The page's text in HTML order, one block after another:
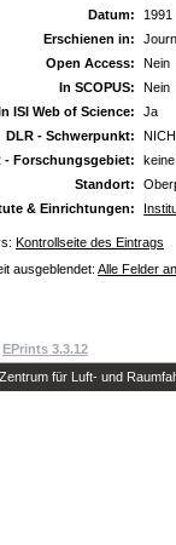
Datum:
1991
Erschienen in:
Open Access:
Nein
In SCOPUS:
Nein
ISI Web of Science:
Ja
DLR - Schwerpunkt:
- Forschungsgebiet:
Standort:
& Einrichtungen:
Kontrollseite des Eintrags
ausgeblendet: Alle Felder
EPrints 3.3.12
für Luft- und